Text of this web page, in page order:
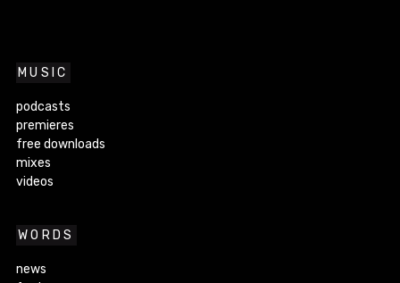
MUSIC
podcasts
premieres
free downloads
mixes
videos
WORDS
news